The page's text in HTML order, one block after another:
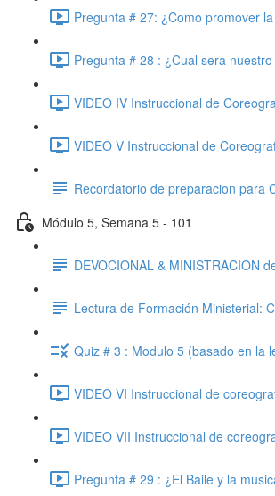
Pregunta # 27: ¿Como promover
Pregunta # 28 : ¿Cual sera
VIDEO IV Instruccional de
VIDEO V Instruccional de
Recordatorio de preparacion para
Módulo 5, Semana 5 - 101
DEVOCIONAL & MINISTRACION
Lectura de Formación Ministerial:
Quiz # 3 : Modulo 5 (basado en la
VIDEO VI Instruccional de
VIDEO VII Instruccional de
Pregunta # 29 : ¿El Baile y la